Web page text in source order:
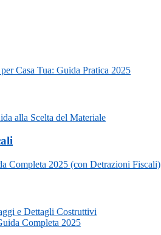
Casa Tua: Guida Pratica 2025
alla Scelta del Materiale
Completa 2025 (con Detrazioni Fiscali)
e Dettagli Costruttivi
Completa 2025